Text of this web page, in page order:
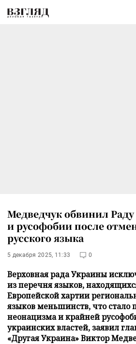
Медведчук обвинил
и русофобии после
русского языка
5 декабря 2025, 11:33 0
Верховная рада Украины
из перечня языков,
Европейской хартии
языков меньшинств, что стало
неонацизма и крайней
украинских властей, заявил
«Другая Украина» Виктор